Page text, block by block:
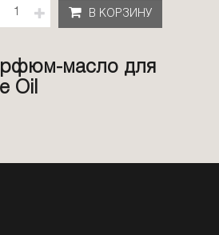
В КОРЗИНУ
масло для
Oil